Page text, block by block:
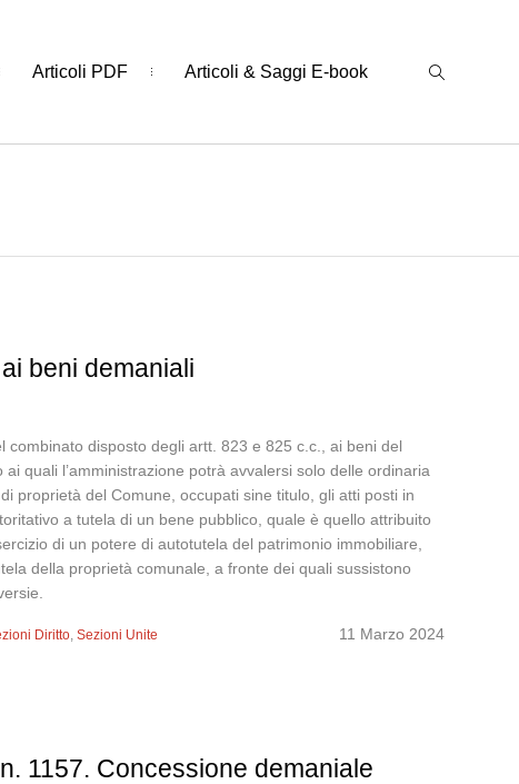
Articoli PDF Articoli & Saggi E-book
beni demaniali
disposto degli artt. 823 e 825 c.c., ai beni del
quali l’amministrazione potrà avvalersi solo delle ordinaria
proprietà del Comune, occupati sine titulo, gli atti posti in
a tutela di un bene pubblico, quale è quello attribuito
di un potere di autotutela del patrimonio immobiliare,
della proprietà comunale, a fronte dei quali sussistono
11 Marzo 2024
Diritto,Sezioni Unite
1157. Concessione demaniale